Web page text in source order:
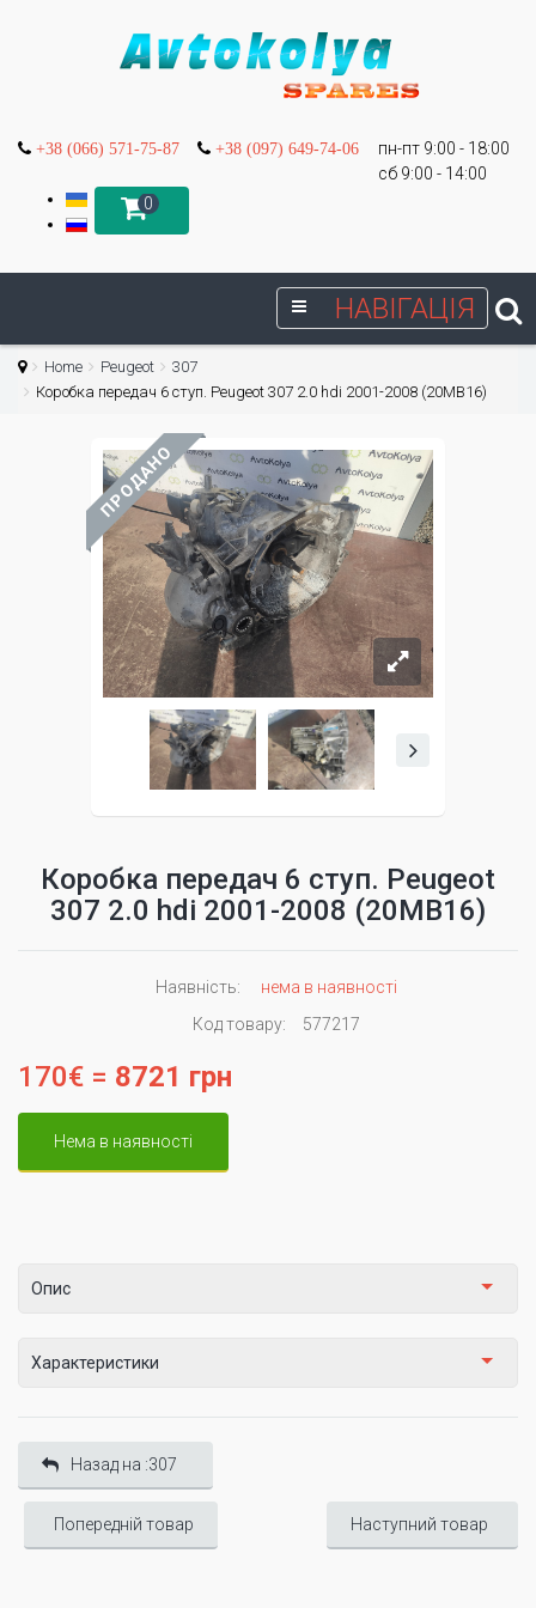
+38 (066) 571-75-87 +38 (097) 649-74-06
пн-пт 9:00 - 18:00
сб 9:00 - 14:00
0
НАВІГАЦІЯ
Home Peugeot
307
Коробка передач 6 ступ. Peugeot 307 2.0 hdi 2001-2008 (20MB16)
ПРОДАНО
Коробка передач 6 ступ. Peugeot
307 2.0 hdi 2001-2008 (20MB16)
Наявність:
нема в наявності
Код товару:
577217
170€ = 8721 грн
Нема в наявності
Опис
Характеристики
Назад на :307
Попередній товар Наступний товар